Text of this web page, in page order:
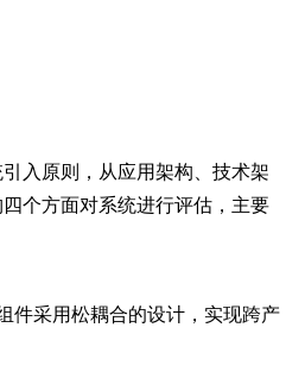
入原则，从应用架构、技术架
个方面对系统进行评估，主要
件采用松耦合的设计，实现跨产